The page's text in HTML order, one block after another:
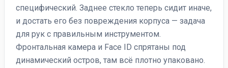
специфический. Заднее стекло теперь сидит иначе,
и достать его без повреждения корпуса — задача
для рук с правильным инструментом.
Фронтальная камера и Face ID спрятаны под
динамический остров, там всё плотно упаковано.